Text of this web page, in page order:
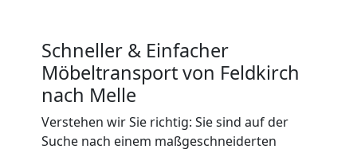
Schneller & Einfacher
Möbeltransport von Feldkirch
nach Melle
Verstehen wir Sie richtig: Sie sind auf der
Suche nach einem maßgeschneiderten
Kunsttransport
Feldkirch